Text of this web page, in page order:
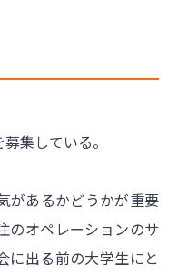
集している。
があるかどうかが重要
のオペレーションのサ
に出る前の大学生にと